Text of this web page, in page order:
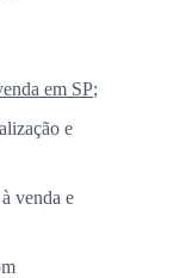
em SP;
e
venda e